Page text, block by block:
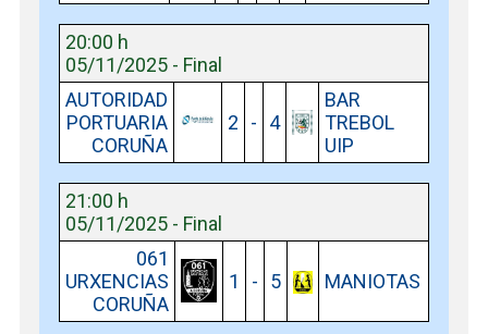
20:00 h
05/11/2025 - Final
AUTORIDAD
PORTUARIA
CORUÑA
2 - 4
BAR
TREBOL
UIP
21:00 h
05/11/2025 - Final
061
URXENCIAS
CORUÑA
1 - 5 MANIOTAS